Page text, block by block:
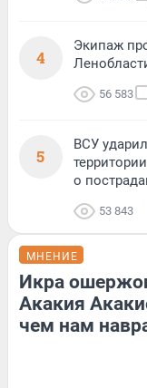
4
Экипаж
56 583
5
ВСУ
о
53 843
МНЕНИЕ
Икра
Акакия
чем нам